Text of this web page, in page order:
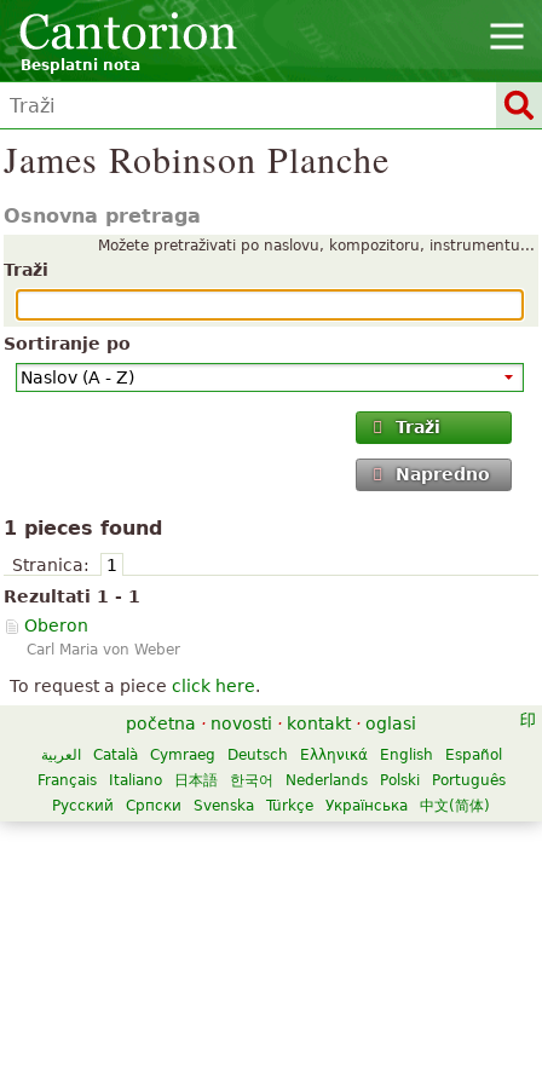
Besplatni nota
James Robinson Planche
Osnovna pretraga
Možete pretraživati po naslovu, kompozitoru, instrumentu...
Traži
Sortiranje po
Traži
Napredno
1 pieces found
Stranica:
1
Rezultati 1 - 1
Oberon
Carl Maria von Weber
To request a piece click here.
početna · novosti · kontakt · oglasi
العربية Català Cymraeg Deutsch Ελληνικά English
Español
Français
Italiano 日本語 한국어 Nederlands Polski
Português
Русский
Српски Svenska Türkçe Українська 中文(简体)